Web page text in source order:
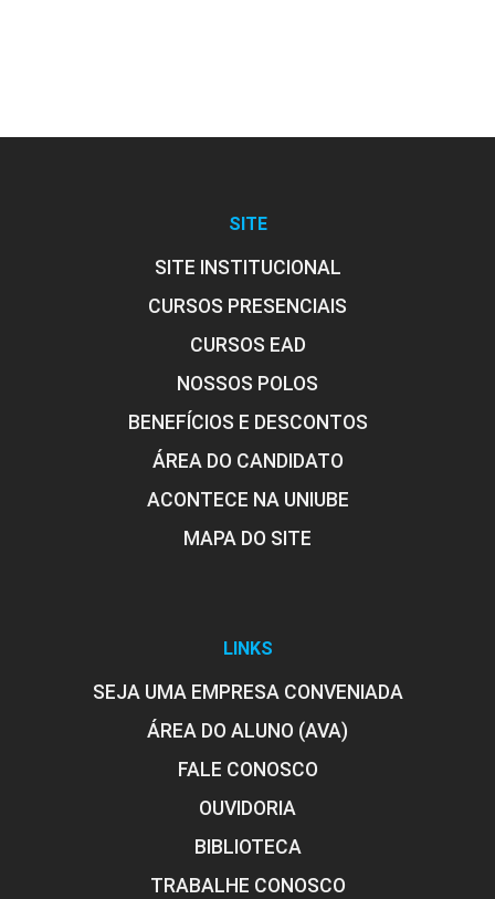
10h
Alterações do Sistema Neurológico
10h
Cuidados de Enfermagem aos
SITE
SITE INSTITUCIONAL
CURSOS PRESENCIAIS
CURSOS EAD
NOSSOS POLOS
BENEFÍCIOS E DESCONTOS
ÁREA DO CANDIDATO
ACONTECE NA UNIUBE
MAPA DO SITE
LINKS
SEJA UMA EMPRESA CONVENIADA
ÁREA DO ALUNO (AVA)
FALE CONOSCO
OUVIDORIA
BIBLIOTECA
TRABALHE CONOSCO